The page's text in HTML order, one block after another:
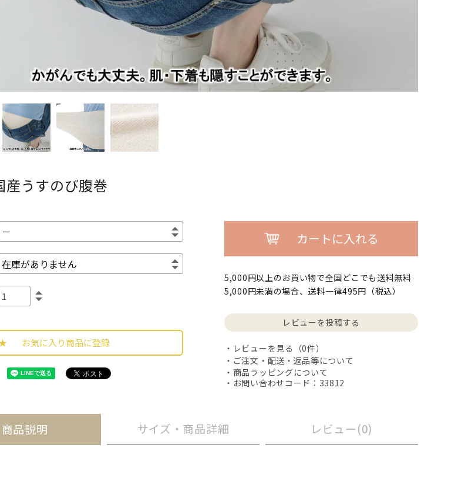
産うすのび腹巻
お気に入り商品に登録
カートに入れる
5,000円以上のお買い物で全国どこでも送料無料
5,000円未満の場合、送料一律495円（税込）
レビューを投稿する
レビューを見る（0件）
ご注文・配送・返品等について
商品ラッピングについて
・お問い合わせコード：33812
商品説明 サイズ・ 商品詳細 レビュー(0)